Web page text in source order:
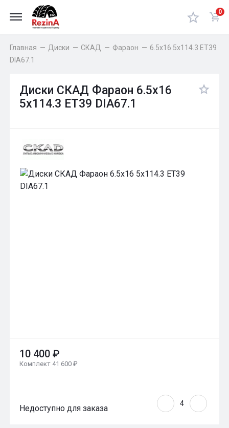
0
Главная — Диски — СКАД — Фараон — 6.5x16 5x114.3 ET39
DIA67.1
Диски СКАД Фараон 6.5x16
5x114.3 ET39 DIA67.1
10 400 ₽
Комплект 41 600 ₽
Недоступно для заказа